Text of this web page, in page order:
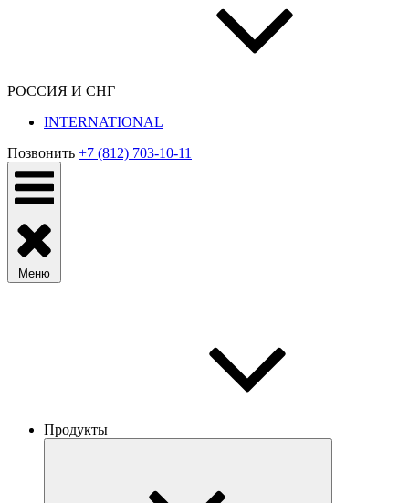
РОССИЯ И СНГ
INTERNATIONAL
Позвонить +7 (812) 703-10-11
Меню
Продукты